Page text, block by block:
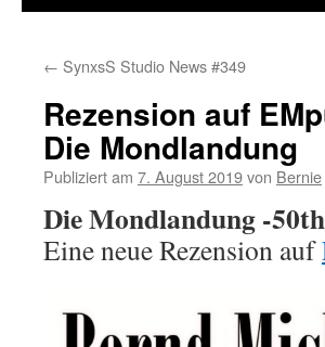
← SynxsS Studio News #349
Rezension auf
Die Mondlandung
Publiziert am 7. August 2019von Bernie
Die Mondlandung -
Eine neue Rezension auf